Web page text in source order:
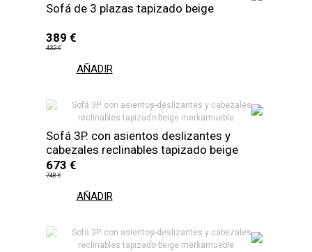
Sofá de 3 plazas tapizado beige
389 €
432 €
AÑADIR
Sofá 3P. con asientos deslizantes y
cabezales reclinables tapizado beige
673 €
748 €
AÑADIR